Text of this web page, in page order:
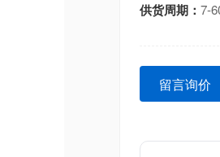
供货周期： 7-
留言询价